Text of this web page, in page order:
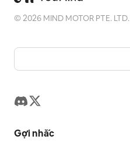
©2026 MIND MOTOR PTE. LTD.
Gợi nhắc